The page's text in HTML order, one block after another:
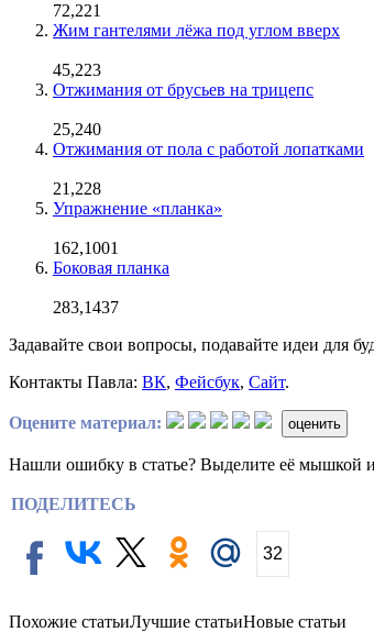
72,221
Жим гантелями лёжа под углом вверх
45,223
Отжимания от брусьев на трицепс
25,240
Отжимания от пола с работой лопатками
21,228
Упражнение «планка»
162,1001
Боковая планка
283,1437
Задавайте свои вопросы, подавайте идеи для
Контакты Павла: ВК, Фейсбук, Сайт.
Оцените материал: оценить
Нашли ошибку в статье? Выделите её мышкой
ПОДЕЛИТЕСЬ
32
Похожие статьиЛучшие статьиНовые статьи